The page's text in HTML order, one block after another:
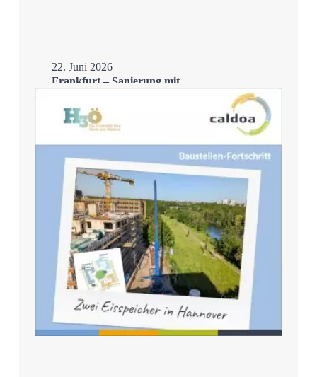
22. Juni 2026
Frankfurt – Sanierung mit
Mehr